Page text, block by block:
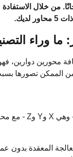
خلال الاستفادة
محورين دوارين،
من الممكن تصورها
المعقدة بدون